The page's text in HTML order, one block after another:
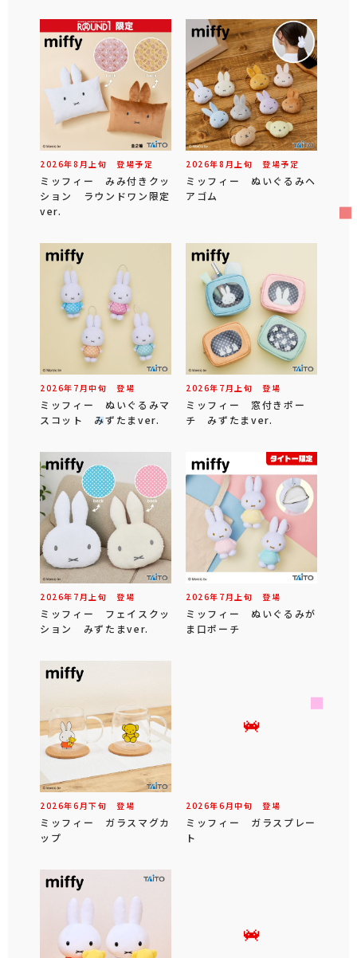
2026年8 月 上旬 登場予定
ミッフィー みみ付きクッ
ション ラウンドワン限定
ver.
2026年8 月 上旬 登場予定
ミッフィー ぬいぐるみヘ
アゴム
2026年 7 月中旬 登場
ミッフィー ぬいぐるみマ
スコット みずたまver.
2026年 7 月 上旬 登場
ミッフィー 窓付きポー
チ みずたまver.
2026年 7 月 上旬 登場
ミッフィー フェイスクッ
ション みずたまver.
2026年 7 月 上旬 登場
ミッフィー ぬいぐるみが
ま口ポーチ
2026年6 月下旬 登場
ミッフィー ガラスマグカ
ップ
2026年6 月中旬 登場
ミッフィー ガラスプレー
ト